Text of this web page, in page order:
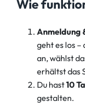
Wie
Anmeldung
geht es los –
an, wählst
erhältst das
Du hast10
gestalten.